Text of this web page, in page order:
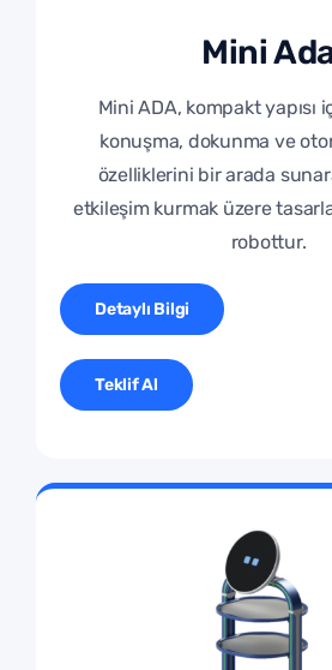
Mini
Mini ADA, kompakt yapısı
konuşma, dokunma ve
özelliklerini bir arada
etkileşim kurmak üzere
robottur.
Detaylı Bilgi
Teklif Al